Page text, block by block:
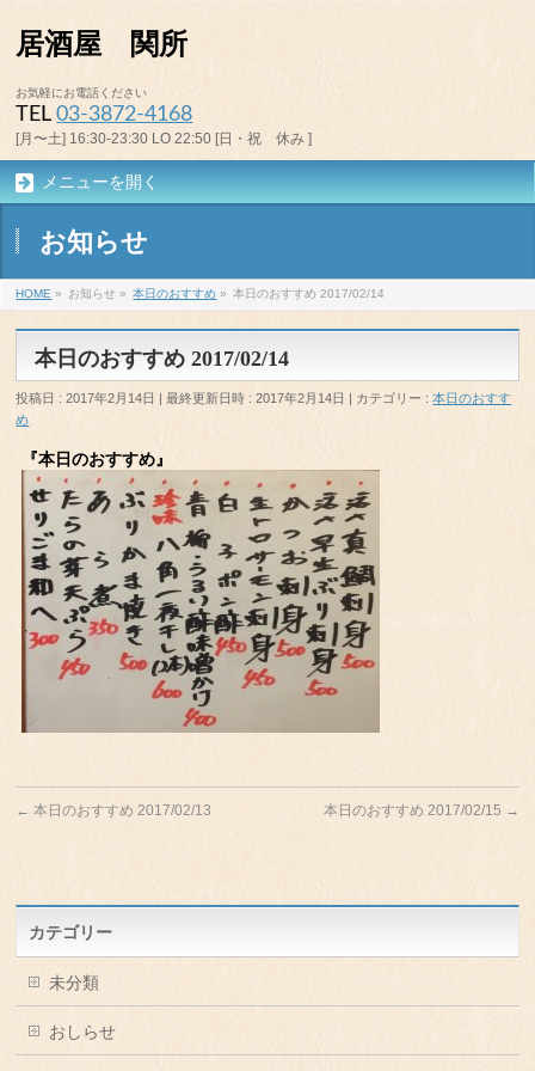
居酒屋 関所
お気軽にお電話ください
TEL03-3872-4168
[月〜土] 16:30-23:30 LO 22:50 [日・祝 休み ]
メニューを開く
お知らせ
HOME » お知らせ » 本日のおすすめ » 本日のおすすめ 2017/02/14
本日のおすすめ 2017/02/14
投稿日 : 2017年2月14日 最終更新日時 : 2017年2月14日 カテゴリー :本日のおすす
め
『本日のおすすめ』
← 本日のおすすめ 2017/02/13 本日のおすすめ 2017/02/15 →
カテゴリー
未分類
おしらせ